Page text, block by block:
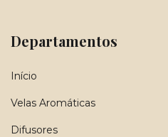
Departamentos
Início
Velas Aromáticas
Difusores